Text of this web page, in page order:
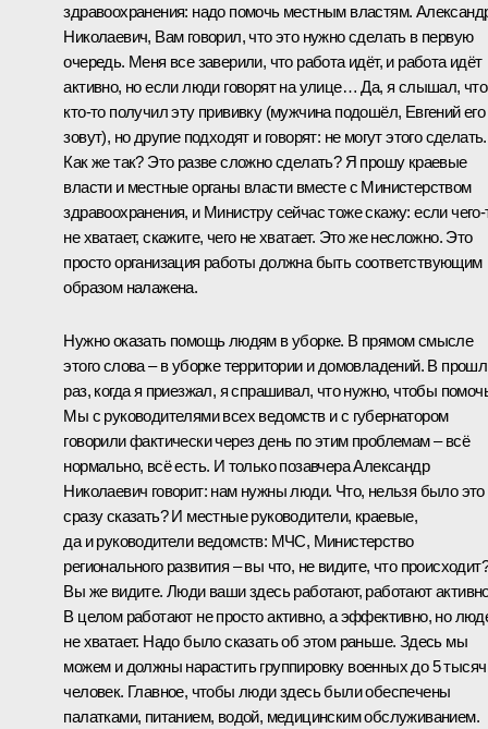
здравоохранения: надо помочь местным властям.
Николаевич, Вам говорил, что это нужно сделать в первую
очередь. Меня все заверили, что работа идёт, и работа идёт
активно, но если люди говорят на улице… Да, я слышал, что
кто‑то получил эту прививку (мужчина подошёл, Евгений его
зовут), но другие подходят и говорят: не могут этого сделать.
Как же так? Это разве сложно сделать? Я прошу краевые
власти и местные органы власти вместе с Министерством
здравоохранения, и Министру сейчас тоже скажу: если
не хватает, скажите, чего не хватает. Это же несложно. Это
просто организация работы должна быть соответствующим
образом налажена.
Нужно оказать помощь людям в уборке. В прямом смысле
этого слова – в уборке территории и домовладений. В
раз, когда я приезжал, я спрашивал, что нужно, чтобы
Мы с руководителями всех ведомств и с губернатором
говорили фактически через день по этим проблемам – всё
нормально, всё есть. И только позавчера Александр
Николаевич говорит: нам нужны люди. Что, нельзя было это
сразу сказать? И местные руководители, краевые,
да и руководители ведомств: МЧС, Министерство
регионального развития – вы что, не видите, что происходит?
Вы же видите. Люди ваши здесь работают, работают
В целом работают не просто активно, а эффективно, но
не хватает. Надо было сказать об этом раньше. Здесь мы
можем и должны нарастить группировку военных до 5 тысяч
человек. Главное, чтобы люди здесь были обеспечены
палатками, питанием, водой, медицинским обслуживанием.